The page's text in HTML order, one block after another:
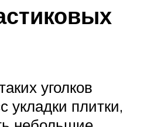
уголков
укладки плитки,